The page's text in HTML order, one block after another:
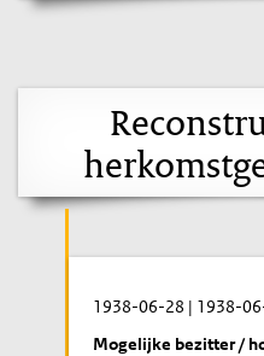
1938-06-28 | 1938-
Mogelijke bezitter /